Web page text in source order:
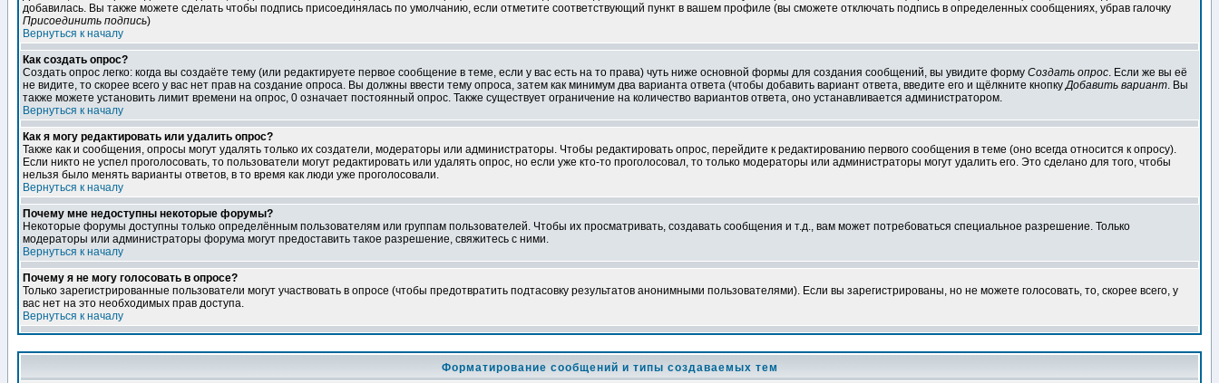
добавилась. Вы также можете сделать чтобы подпись присоединялась по умолчанию, если отметите соответствующий пункт в вашем профиле (вы сможете отключать подпись в определенных сообщениях, убрав галочку
Присоединить подпись)
Вернуться к началу
Как создать опрос?
Создать опрос легко: когда вы создаёте тему (или редактируете первое сообщение в теме, если у вас есть на то права) чуть ниже основной формы для создания сообщений, вы увидите форму Создать опрос. Если же вы её
не видите, то скорее всего у вас нет прав на создание опроса. Вы должны ввести тему опроса, затем как минимум два варианта ответа (чтобы добавить вариант ответа, введите его и щёлкните кнопкуДобавить вариант. Вы
также можете установить лимит времени на опрос, 0 означает постоянный опрос. Также существует ограничение на количество вариантов ответа, оно устанавливается администратором.
Вернуться к началу
Как я могу редактировать или удалить опрос?
Также как и сообщения, опросы могут удалять только их создатели, модераторы или администраторы. Чтобы редактировать опрос, перейдите к редактированию первого сообщения в теме (оно всегда относится к опросу).
Если никто не успел проголосовать, то пользователи могут редактировать или удалять опрос, но если уже кто-то проголосовал, то только модераторы или администраторы могут удалить его. Это сделано для того, чтобы
нельзя было менять варианты ответов, в то время как люди уже проголосовали.
Вернуться к началу
Почему мне недоступны некоторые форумы?
Некоторые форумы доступны только определённым пользователям или группам пользователей. Чтобы их просматривать, создавать сообщения и т.д., вам может потребоваться специальное разрешение. Только
модераторы или администраторы форума могут предоставить такое разрешение, свяжитесь с ними.
Вернуться к началу
Почему я не могу голосовать в опросе?
Только зарегистрированные пользователи могут участвовать в опросе (чтобы предотвратить подтасовку результатов анонимными пользователями). Если вы зарегистрированы, но не можете голосовать, то, скорее всего, у
вас нет на это необходимых прав доступа.
Вернуться к началу
Форматирование сообщений и типы создаваемых тем